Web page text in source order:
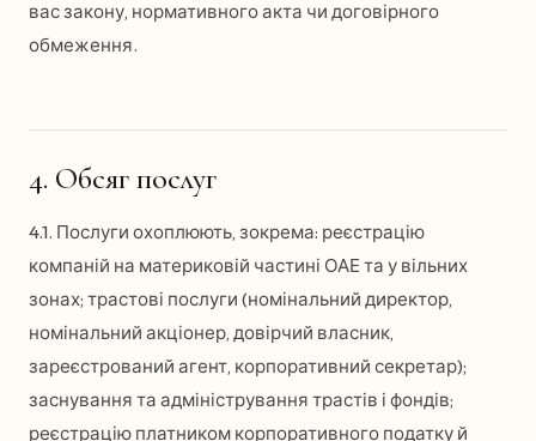
вас закону, нормативного акта чи договірного
обмеження.
4. Обсяг послуг
4.1. Послуги охоплюють, зокрема: реєстрацію
компаній на материковій частині ОАЕ та у вільних
зонах; трастові послуги (номінальний директор,
номінальний акціонер, довірчий власник,
зареєстрований агент, корпоративний секретар);
заснування та адміністрування трастів і фондів;
реєстрацію платником корпоративного податку й